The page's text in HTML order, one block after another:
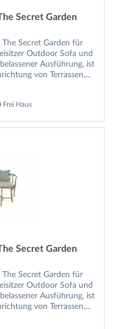
Secret Garden
The Secret Garden für
Outdoor Sofa und
Ausführung, ist
von Terrassen,...
Frei Haus
Secret Garden
The Secret Garden für
Outdoor Sofa und
Ausführung, ist
von Terrassen,...